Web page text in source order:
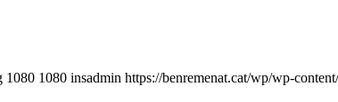
1080 1080 insadmin https://benremenat.cat/wp/wp-